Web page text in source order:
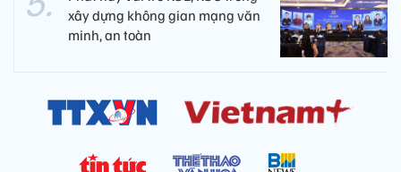
xây dựng không gian mạng văn
minh, an toàn